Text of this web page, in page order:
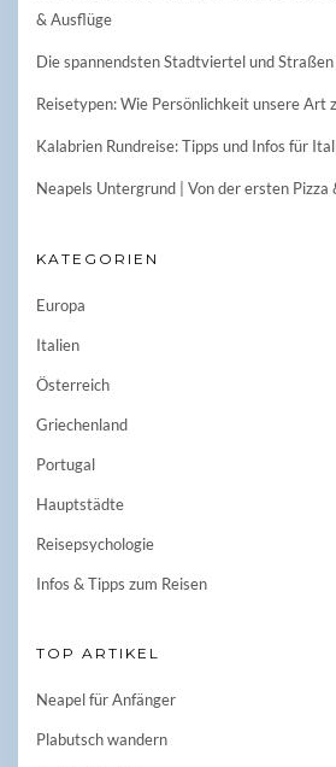
& Ausflüge
Die spannendsten Stadtviertel und
Reisetypen: Wie Persönlichkeit unsere Art
Kalabrien Rundreise: Tipps und Infos für
Neapels Untergrund | Von der ersten Pizza
KATEGORIEN
Europa
Italien
Österreich
Griechenland
Portugal
Hauptstädte
Reisepsychologie
Infos & Tipps zum Reisen
TOP ARTIKEL
Neapel für Anfänger
Plabutsch wandern